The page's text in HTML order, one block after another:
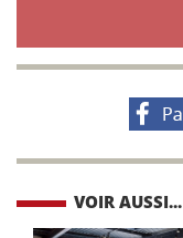
VOIR AUSSI...